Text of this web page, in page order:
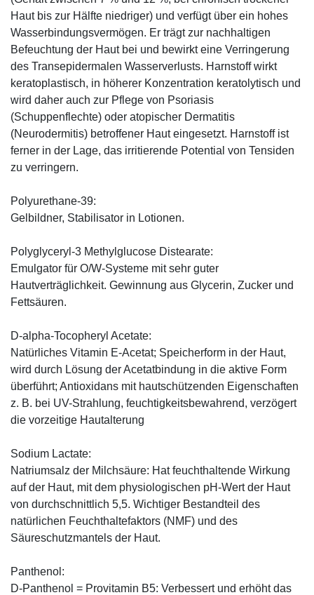
Haut bis zur Hälfte niedriger) und verfügt über ein hohes
Wasserbindungsvermögen. Er trägt zur nachhaltigen
Befeuchtung der Haut bei und bewirkt eine Verringerung
des Transepidermalen Wasserverlusts. Harnstoff wirkt
keratoplastisch, in höherer Konzentration keratolytisch und
wird daher auch zur Pflege von Psoriasis
(Schuppenflechte) oder atopischer Dermatitis
(Neurodermitis) betroffener Haut eingesetzt. Harnstoff ist
ferner in der Lage, das irritierende Potential von Tensiden
zu verringern.
Polyurethane-39:
Gelbildner, Stabilisator in Lotionen.
Polyglyceryl-3 Methylglucose Distearate:
Emulgator für O/W-Systeme mit sehr guter
Hautverträglichkeit. Gewinnung aus Glycerin, Zucker und
Fettsäuren.
D-alpha-Tocopheryl Acetate:
Natürliches Vitamin E-Acetat; Speicherform in der Haut,
wird durch Lösung der Acetatbindung in die aktive Form
überführt; Antioxidans mit hautschützenden Eigenschaften
z. B. bei UV-Strahlung, feuchtigkeitsbewahrend, verzögert
die vorzeitige Hautalterung
Sodium Lactate:
Natriumsalz der Milchsäure: Hat feuchthaltende Wirkung
auf der Haut, mit dem physiologischen pH-Wert der Haut
von durchschnittlich 5,5. Wichtiger Bestandteil des
natürlichen Feuchthaltefaktors (NMF) und des
Säureschutzmantels der Haut.
Panthenol:
D-Panthenol = Provitamin B5: Verbessert und erhöht das